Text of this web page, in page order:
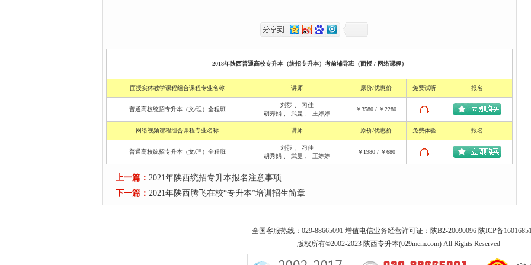
2018年陕西普通高校专升本（统招专升本）考前辅导班（面授 / 网络课程）
面授实体教学课程组合课程专业名称 讲师 原价/优惠价 免费试听 报名
普通高校统招专升本（文/理）全程班
刘莎
习佳
胡秀娟
武曼 王婷婷
￥3580 / ￥2280
网络视频课程组合课程专业名称 讲师 原价/优惠价 免费体验 报名
普通高校统招专升本（文/理）全程班
刘莎
习佳
胡秀娟
武曼 王婷婷
￥1980 / ￥680
上一篇： 2021年陕西统招专升本报名注意事项
下一篇： 2021年陕西腾飞在校“专升本”培训招生简章
全国客服热线：029-88665091 增值电信业务经营许可证：陕B2-20090096 陕ICP备
版权所有©2002-2023 陕西专升本(029mem.com) All Rights Reserved